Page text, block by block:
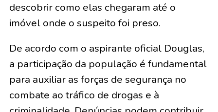
descobrir como elas chegaram até o
imóvel onde o suspeito foi preso.
De acordo com o aspirante oficial Douglas,
a participação da população é fundamental
para auxiliar as forças de segurança no
combate ao tráfico de drogas e à